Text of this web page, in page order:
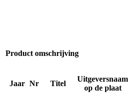
Product omschrijving
Jaar Nr Titel
Uitgeversnaam
op de plaat